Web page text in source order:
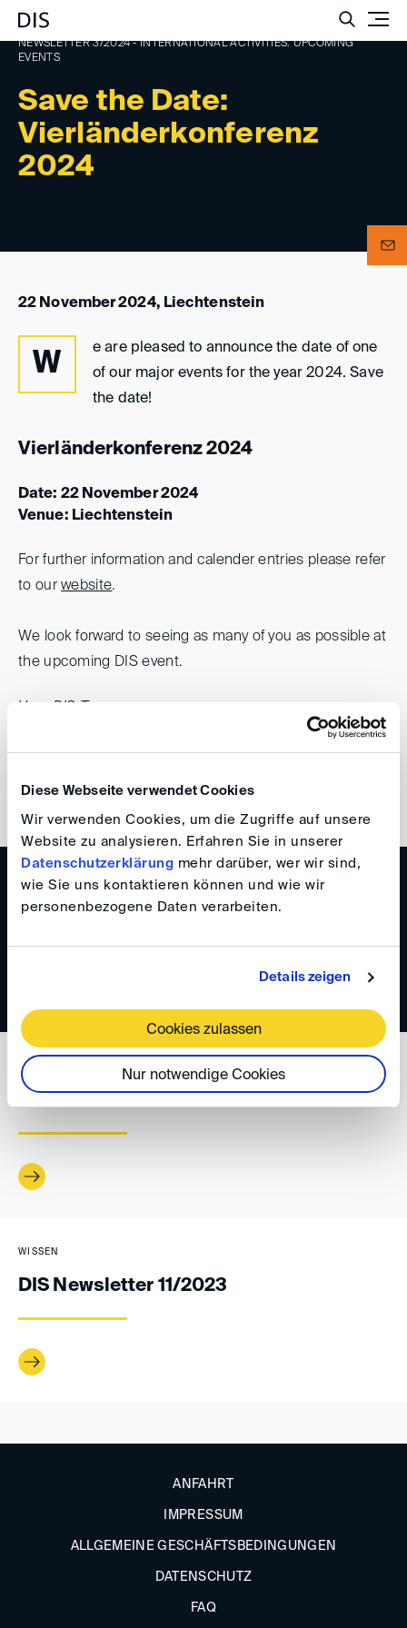
Diese Webseite verwendet Cookies
Wir verwenden Cookies, um die Zugriffe auf unsere
Website zu analysieren. Erfahren Sie in unserer
Datenschutzerklärung mehr darüber, wer wir sind,
wie Sie uns kontaktieren können und wie wir
personenbezogene Daten verarbeiten.
Details zeigen
Cookies zulassen
Nur notwendige Cookies
Save the Date:
Vierländerkonferenz
2024
NEWSLETTER 3/2024 - INTERNATIONAL ACTIVITIES: UPCOMING
EVENTS
22 November 2024, Liechtenstein
W
e are pleased to announce the date of one
of our major events for the year 2024. Save
the date!
Vierländerkonferenz 2024
Date: 22 November 2024
Venue: Liechtenstein
For further information and calender entries please refer
to ourwebsite.
We look forward to seeing as many of you as possible at
the upcoming DIS event.
back
WISSEN
DIS Newsletter 02/2024
WISSEN
WISSEN
DIS Newsletter 11/2023
ANFAHRT
IMPRESSUM
ALLGEMEINE GESCHÄFTSBEDINGUNGEN
DATENSCHUTZ
FAQ